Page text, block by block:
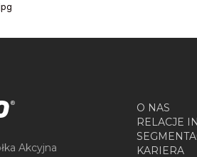
Akcyjna
O NAS
RELACJE
KARIERA